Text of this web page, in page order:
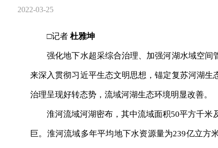
2022-03-25
□记者 杜雅坤
强化地下水超采综合治理、加强河湖水域空间
来深入贯彻习近平生态文明思想，锚定复苏河湖
治理呈现好转态势，流域河湖生态环境明显改善。
淮河流域河湖密布，其中流域面积50平方千米
巨。淮河流域多年平均地下水资源量为239亿立方